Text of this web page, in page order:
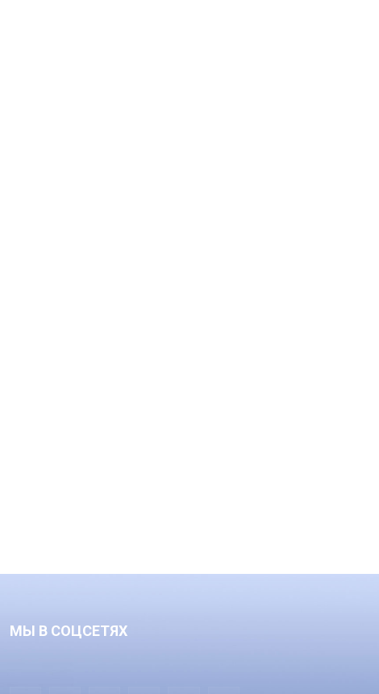
МЫ В СОЦСЕТЯХ